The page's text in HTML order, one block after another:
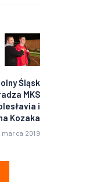
Śląsk
MKS
i
Kozaka
marca 2019